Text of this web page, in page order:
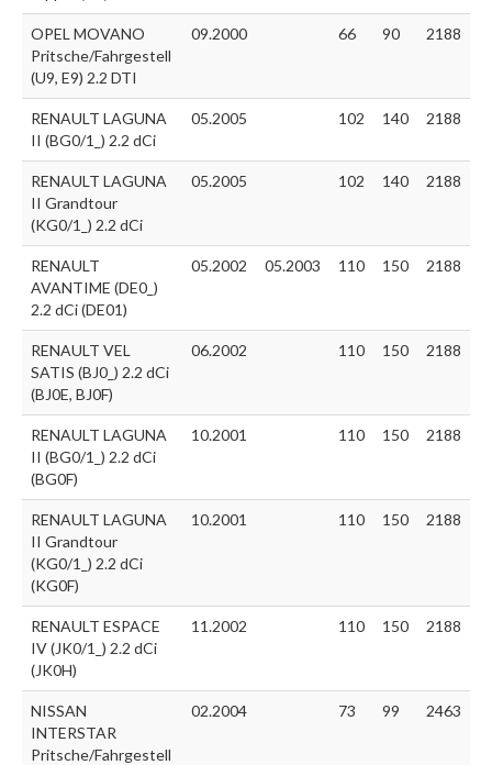
OPEL MOVANO
Pritsche/Fahrgestell
(U9, E9) 2.2 DTI
09.2000 66 90 2188
RENAULT LAGUNA
II (BG0/1_) 2.2 dCi
05.2005 102 140 2188
RENAULT LAGUNA
II Grandtour
(KG0/1_) 2.2 dCi
05.2005 102 140 2188
RENAULT
AVANTIME (DE0_)
2.2 dCi (DE01)
05.2002 05.2003 110 150 2188
RENAULT VEL
SATIS (BJ0_) 2.2 dCi
(BJ0E, BJ0F)
06.2002 110 150 2188
RENAULT LAGUNA
II (BG0/1_) 2.2 dCi
(BG0F)
10.2001 110 150 2188
RENAULT LAGUNA
II Grandtour
(KG0/1_) 2.2 dCi
(KG0F)
10.2001 110 150 2188
RENAULT ESPACE
IV (JK0/1_) 2.2 dCi
(JK0H)
11.2002 110 150 2188
NISSAN
INTERSTAR
Pritsche/Fahrgestell
02.2004 73 99 2463